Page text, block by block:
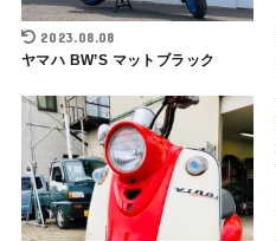
2023.08.08
ヤマハ BW’S マットブラック